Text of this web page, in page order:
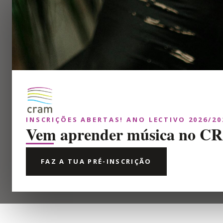
INSCRIÇÕES ABERTAS! ANO LECTIVO 2026/
Vem aprender música no
FAZ A TUA PRÉ-INSCRIÇÃO